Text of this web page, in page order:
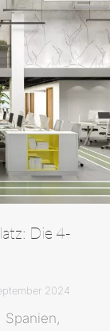
Die 4-
2024
Spanien,